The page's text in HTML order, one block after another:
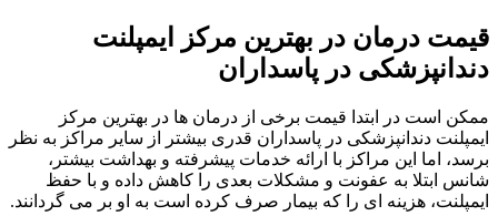
قیمت درمان در بهترین مرکز ایمپلنت
دندانپزشکی در پاسداران
ممکن است در ابتدا قیمت برخی از درمان ها در بهترین مرکز
ایمپلنت دندانپزشکی در پاسداران قدری بیشتر از سایر مراکز به نظر
برسد، اما این مراکز با ارائه خدمات پیشرفته و بهداشت بیشتر،
شانس ابتلا به عفونت و مشکلات بعدی را کاهش داده و با حفظ
ایمپلنت، هزینه ای را که بیمار صرف کرده است به او بر می گردانند.